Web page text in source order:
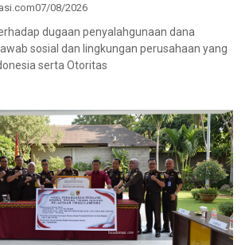
07/08/2026
dugaan penyalahgunaan dana
sosial dan lingkungan perusahaan yang
serta Otoritas